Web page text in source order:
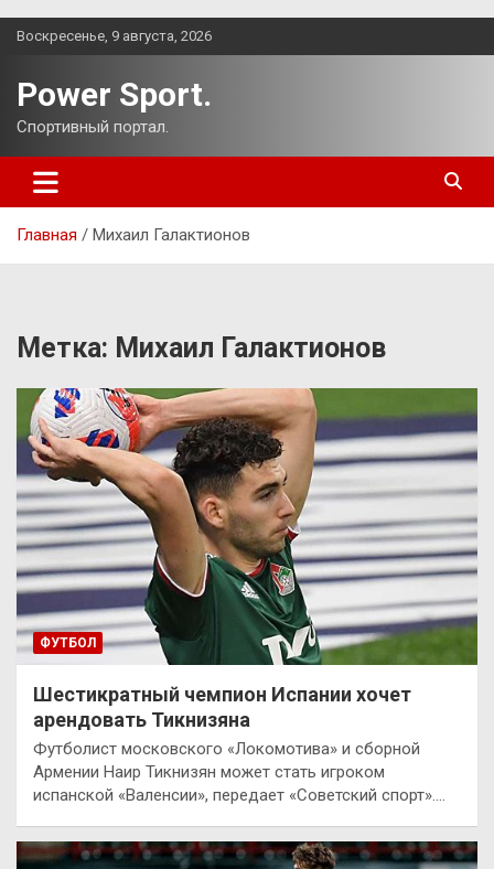
Перейти
Воскресенье, 9 августа, 2026
Power Sport.
Спортивный портал.
Главная Михаил Галактионов
Метка: Михаил Галактионов
ФУТБОЛ
Шестикратный чемпион Испании хочет
арендовать Тикнизяна
Футболист московского «Локомотива» и сборной
Армении Наир Тикнизян может стать игроком
испанской «Валенсии», передает «Советский спорт».…